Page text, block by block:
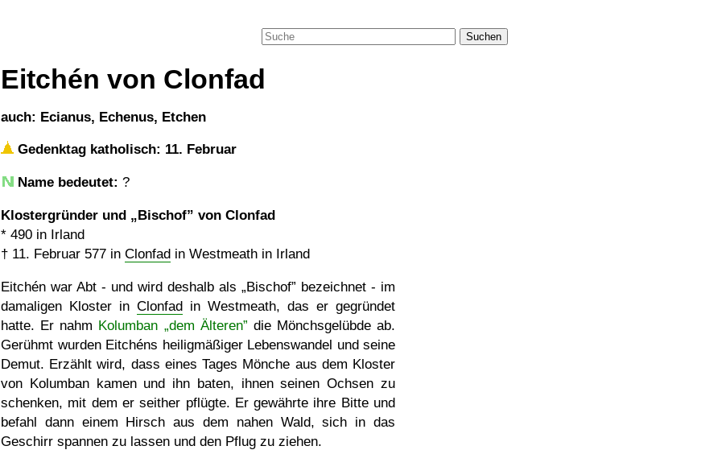
Suchen
Eitchén von Clonfad
auch: Ecianus, Echenus, Etchen
Gedenktag katholisch: 11. Februar
Name bedeutet: ?
Klostergründer und Bischof
von Clonfad
* 490 in Irland
† 11. Februar 577 in Clonfad in Westmeath in Irland
Eitchén war Abt - und wird deshalb als Bischof
bezeichnet - im
damaligen Kloster in Clonfad in Westmeath, das er gegründet
hatte. Er nahm Kolumban „dem Älteren” die Mönchsgelübde ab.
Gerühmt wurden Eitchéns heiligmäßiger Lebenswandel und seine
Demut. Erzählt wird, dass eines Tages Mönche aus dem Kloster
von Kolumban kamen und ihn baten, ihnen seinen Ochsen zu
schenken, mit dem er seither pflügte. Er gewährte ihre Bitte und
befahl dann einem Hirsch aus dem nahen Wald, sich in das
Geschirr spannen zu lassen und den Pflug zu ziehen.